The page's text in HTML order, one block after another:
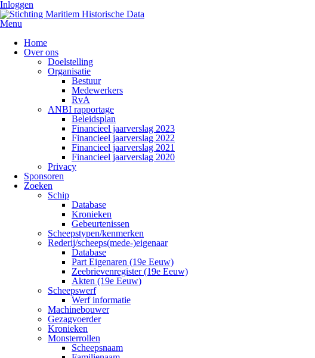
Inloggen
Menu
Home
Over ons
Doelstelling
Organisatie
Bestuur
Medewerkers
RvA
ANBI rapportage
Beleidsplan
Financieel jaarverslag 2023
Financieel jaarverslag 2022
Financieel jaarverslag 2021
Financieel jaarverslag 2020
Privacy
Sponsoren
Zoeken
Schip
Database
Kronieken
Gebeurtenissen
Scheepstypen/kenmerken
Rederij/scheeps(mede-)eigenaar
Database
Part Eigenaren (19e Eeuw)
Zeebrievenregister (19e Eeuw)
Akten (19e Eeuw)
Scheepswerf
Werf informatie
Machinebouwer
Gezagvoerder
Kronieken
Monsterrollen
Scheepsnaam